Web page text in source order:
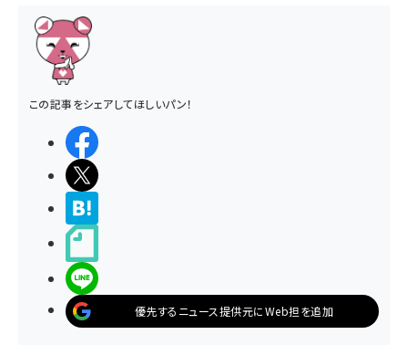
この記事をシェアしてほしいパン！
優先するニュース提供元にWeb担を追加